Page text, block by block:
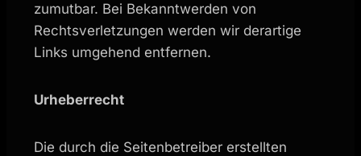
zumutbar. Bei Bekanntwerden von
Rechtsverletzungen werden wir derartige
Links umgehend entfernen.
Urheberrecht
Die durch die Seitenbetreiber erstellten